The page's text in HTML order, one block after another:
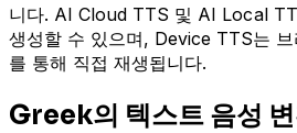
니다. AI Cloud TTS 및 AI Local
생성할 수 있으며, Device TTS는
를 통해 직접 재생됩니다.
Greek의 텍스트 음성